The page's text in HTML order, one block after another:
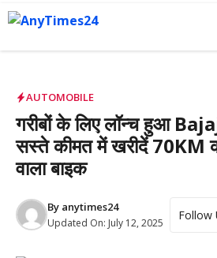
Skip
to
AUTOMOBILE
गरीबों के लिए लॉन्च हुआ
सस्ते कीमत में खरीदें 70KM
वाला बाइक
By anytimes24
Updated On: July 12, 2025
Follow